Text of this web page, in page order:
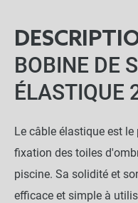
BOBINE DE
ÉLASTIQUE
Le câble élastique est
fixation des toiles
piscine. Sa solidité et
efficace et simple à